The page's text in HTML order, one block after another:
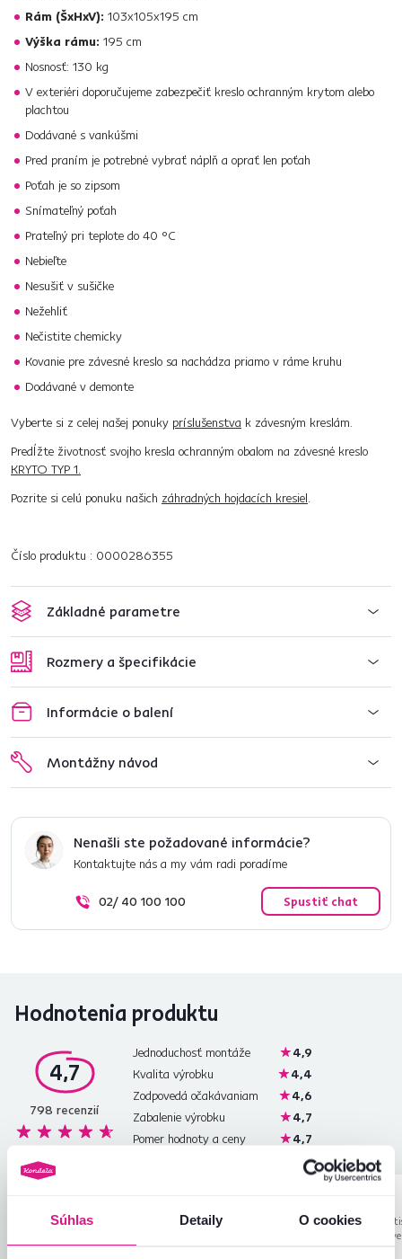
Súhlas Detaily O cookies
Rám (ŠxHxV): 103x105x195 cm
Výška rámu: 195 cm
Nosnosť: 130 kg
V exteriéri doporučujeme zabezpečiť kreslo ochranným krytom alebo
plachtou
Dodávané s vankúšmi
Pred praním je potrebné vybrať náplň a oprať len poťah
Poťah je so zipsom
Snímateľný poťah
Prateľný pri teplote do 40 °C
Nebieľte
Nesušiť v sušičke
Nežehliť
Nečistite chemicky
Kovanie pre závesné kreslo sa nachádza priamo v ráme kruhu
Dodávané v demonte
Vyberte si z celej našej ponuky príslušenstva k závesným kreslám.
Predĺžte životnosť svojho kresla ochranným obalom na závesné kreslo
KRYTO TYP 1.
Pozrite si celú ponuku našich záhradných hojdacích kresiel.
Číslo produktu : 0000286355
Základné parametre
Rozmery a špecifikácie
Informácie o balení
Montážny návod
Nenašli ste požadované informácie?
Kontaktujte nás a my vám radi poradíme
02/ 40 100 100 Spustiť chat
Hodnotenia produktu
4,7
798 recenzií
Jednoduchosť montáže
4,9
Kvalita výrobku
4,4
Zodpovedá očakávaniam
4,6
Zabalenie výrobku
4,7
Pomer hodnoty a ceny
4,7
M
30.6.2026, Ľubica,
M
30.6.2026,
Petržalka,